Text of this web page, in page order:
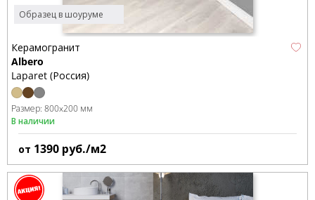
Образец в шоуруме
Керамогранит
Albero
Laparet (Россия)
Размер: 800x200 мм
В наличии
от 1390 руб./м2